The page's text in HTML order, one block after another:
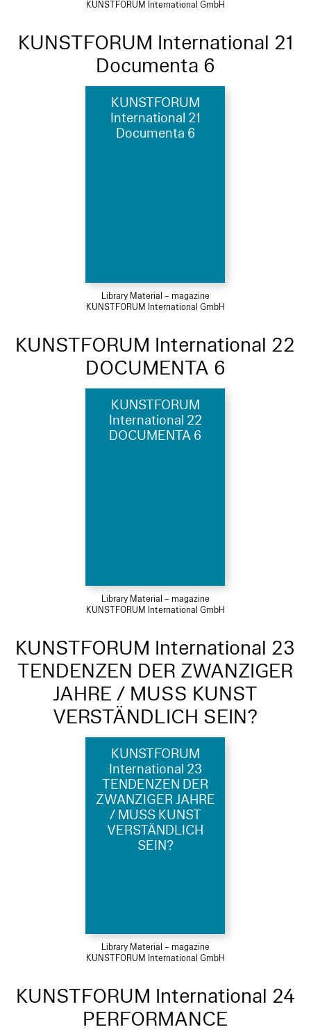
KUNSTFORUM International GmbH
KUNSTFORUM International 21
Documenta 6
KUNSTFORUM
International 21
Documenta 6
Library Material – magazine
KUNSTFORUM International GmbH
KUNSTFORUM International 22
DOCUMENTA 6
KUNSTFORUM
International 22
DOCUMENTA 6
Library Material – magazine
KUNSTFORUM International GmbH
KUNSTFORUM International 23
TENDENZEN DER ZWANZIGER
JAHRE / MUSS KUNST
VERSTÄNDLICH SEIN?
KUNSTFORUM
International 23
TENDENZEN DER
ZWANZIGER JAHRE
/ MUSS KUNST
VERSTÄNDLICH
SEIN?
Library Material – magazine
KUNSTFORUM International GmbH
KUNSTFORUM International 24
PERFORMANCE